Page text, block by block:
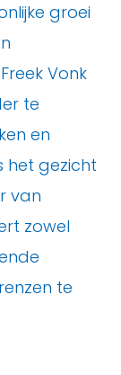
groei
Vonk
te
en
het gezicht
van
zowel
te